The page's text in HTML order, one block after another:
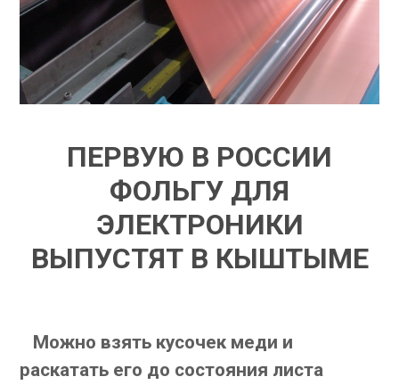
ПЕРВУЮ В РОССИИ
ФОЛЬГУ ДЛЯ
ЭЛЕКТРОНИКИ
ВЫПУСТЯТ В КЫШТЫМЕ
Можно взять кусочек меди и
раскатать его до состояния листа